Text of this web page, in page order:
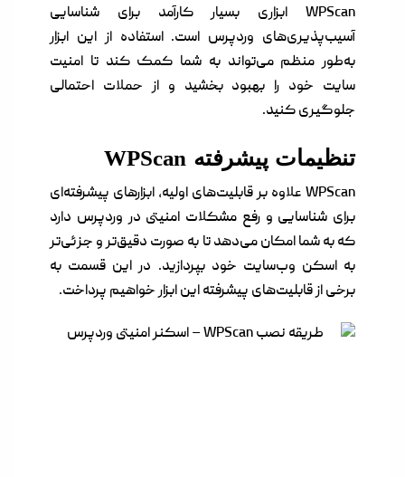
WPScan ابزاری بسیار کارآمد برای شناسایی
آسیب‌پذیری‌های وردپرس است. استفاده از این ابزار
به‌طور منظم می‌تواند به شما کمک کند تا امنیت
سایت خود را بهبود بخشید و از حملات احتمالی
جلوگیری کنید.
تنظیمات پیشرفته WPScan
WPScan علاوه بر قابلیت‌های اولیه، ابزارهای پیشرفته‌ای
برای شناسایی و رفع مشکلات امنیتی در وردپرس دارد
که به شما امکان می‌دهد تا به صورت دقیق‌تر و جزئی‌تر
به اسکن وب‌سایت خود بپردازید. در این قسمت به
برخی از قابلیت‌های پیشرفته این ابزار خواهیم پرداخت.